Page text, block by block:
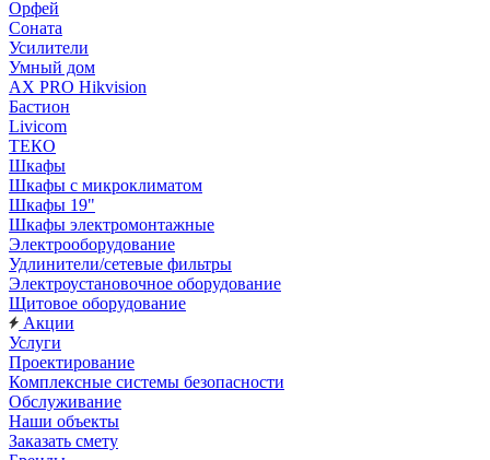
Орфей
Соната
Усилители
Умный дом
AX PRO Hikvision
Бастион
Livicom
ТЕКО
Шкафы
Шкафы с микроклиматом
Шкафы 19"
Шкафы электромонтажные
Электрооборудование
Удлинители/сетевые фильтры
Электроустановочное оборудование
Щитовое оборудование
Акции
Услуги
Проектирование
Комплексные системы безопасности
Обслуживание
Наши объекты
Заказать смету